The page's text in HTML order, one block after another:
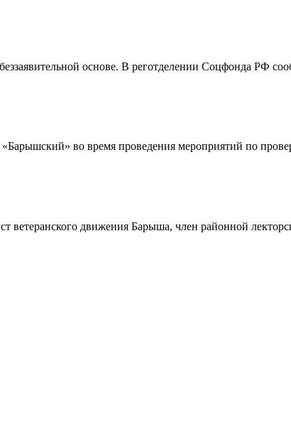
основе. В реготделении Соцфонда РФ
во время проведения мероприятий по
ветеранского движения Барыша, член районной